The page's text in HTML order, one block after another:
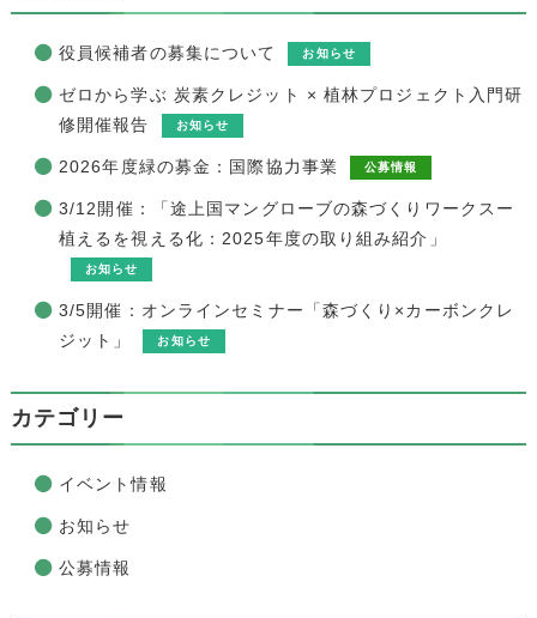
役員候補者の募集について お知らせ
ゼロから学ぶ 炭素クレジット × 植林プロジェクト入門研
修開催報告
お知らせ
2026年度緑の募金：国際協力事業 公募情報
3/12開催：「途上国マングローブの森づくりワークスー
植えるを視える化：2025年度の取り組み紹介」
お知らせ
3/5開催：オンラインセミナー「森づくり×カーボンクレ
ジット」
お知らせ
カテゴリー
イベント情報
お知らせ
公募情報